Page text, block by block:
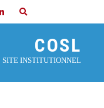
COSL
SITE INSTITUTIONNEL